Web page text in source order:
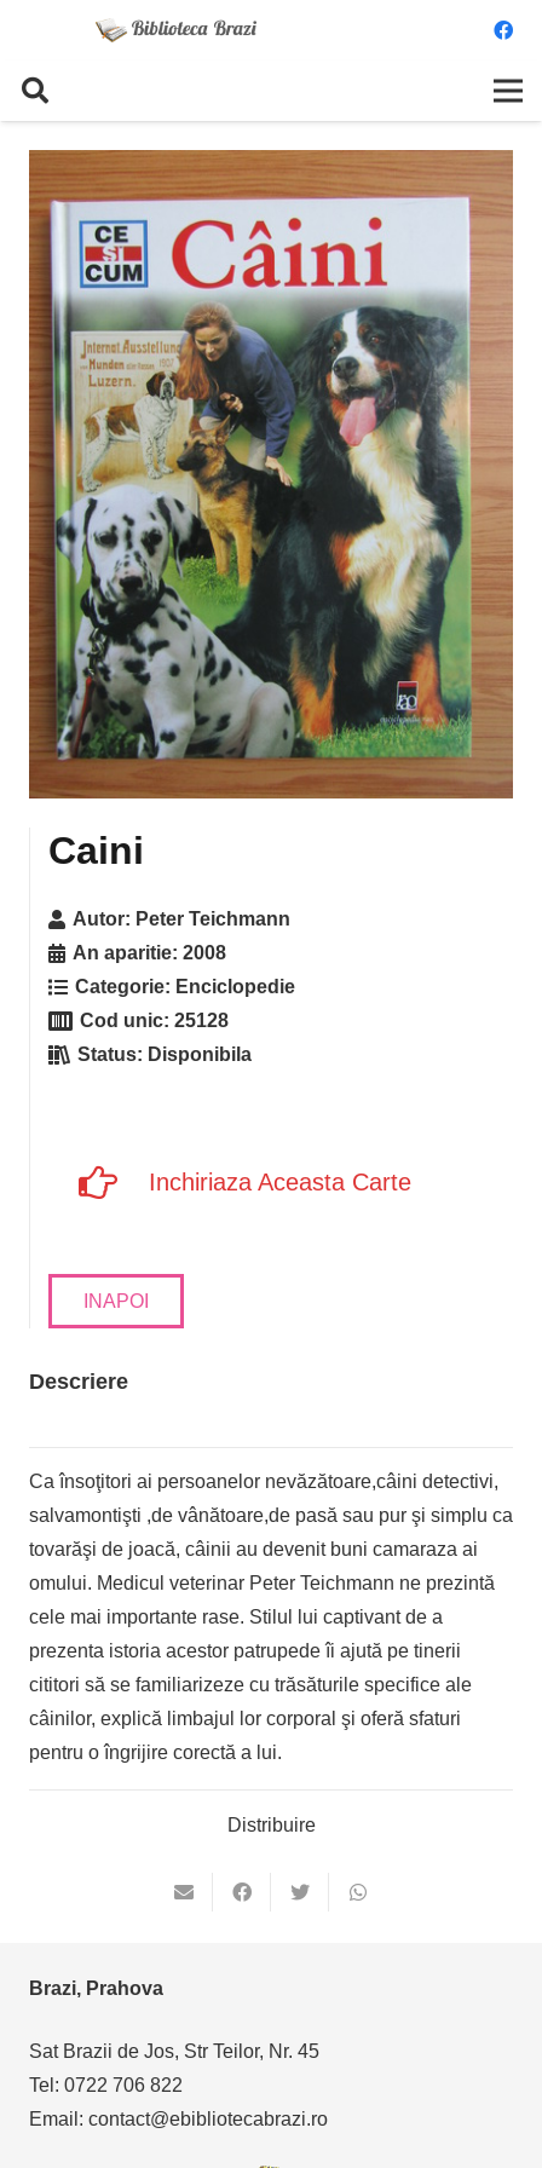
Caini
Autor: Peter Teichmann
An aparitie:2008
Categorie: Enciclopedie
Cod unic:25128
Status: Disponibila
Inchiriaza Aceasta Carte
INAPOI
Descriere
Ca însoţitori ai persoanelor nevăzătoare,câini detectivi,
salvamontişti ,de vânătoare,de pasă sau pur şi simplu ca
tovarăşi de joacă, câinii au devenit buni camaraza ai
omului. Medicul veterinar Peter Teichmann ne prezintă
cele mai importante rase. Stilul lui captivant de a
prezenta istoria acestor patrupede îi ajută pe tinerii
cititori să se familiarizeze cu trăsăturile specifice ale
câinilor, explică limbajul lor corporal şi oferă sfaturi
pentru o îngrijire corectă a lui.
Distribuire
Brazi, Prahova
Sat Brazii de Jos, Str Teilor, Nr. 45
Tel: 0722 706 822
Email: contact@ebibliotecabrazi.ro